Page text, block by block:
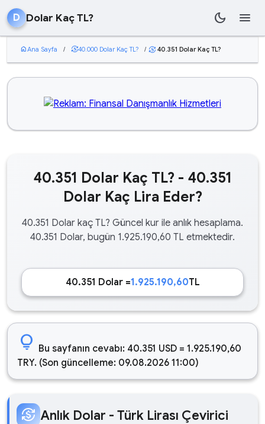
D Dolar Kaç TL? dark_mode menu
homeAna Sayfa / currency_exchange40.000 Dolar Kaç TL? / currency_exchange 40.351 Dolar Kaç TL?
40.351 Dolar Kaç TL? - 40.351
Dolar Kaç Lira Eder?
40.351 Dolar kaç TL? Güncel kur ile anlık hesaplama.
40.351 Dolar, bugün 1.925.190,60 TL etmektedir.
40.351 Dolar =1.925.190,60TL
lightbulb Bu sayfanın cevabı: 40.351 USD = 1.925.190,60
TRY. (Son güncelleme: 09.08.2026 11:00)
currency_exchange Anlık Dolar - Türk Lirası Çevirici